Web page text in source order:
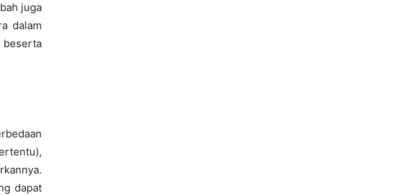
juga
dalam
beserta
dapat